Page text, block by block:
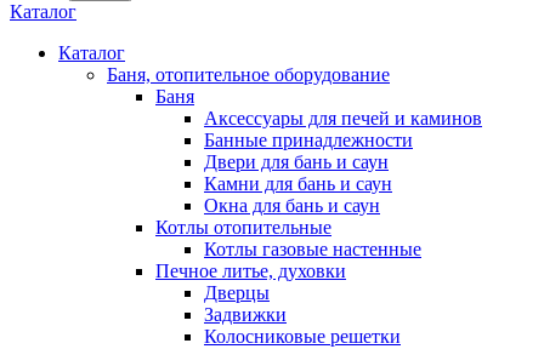
Каталог
Каталог
Баня, отопительное оборудование
Баня
Аксессуары для печей и каминов
Банные принадлежности
Двери для бань и саун
Камни для бань и саун
Окна для бань и саун
Котлы отопительные
Котлы газовые настенные
Печное литье, духовки
Дверцы
Задвижки
Колосниковые решетки